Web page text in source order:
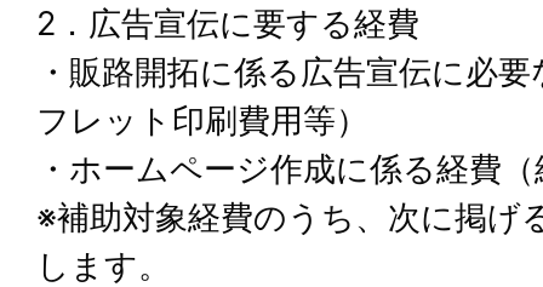
2．広告宣伝に要する経費
・販路開拓に係る広告宣伝に必
フレット印刷費用等）
・ホームページ作成に係る経費
※補助対象経費のうち、次に掲げ
します。